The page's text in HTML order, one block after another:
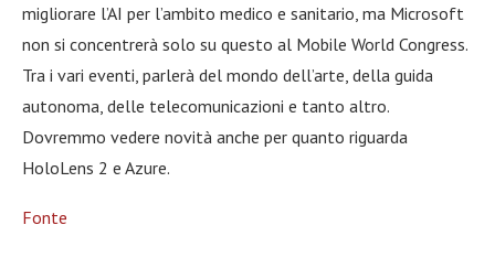
migliorare l’AI per l’ambito medico e sanitario, ma Microsoft
non si concentrerà solo su questo al Mobile World Congress.
Tra i vari eventi, parlerà del mondo dell’arte, della guida
autonoma, delle telecomunicazioni e tanto altro.
Dovremmo vedere novità anche per quanto riguarda
HoloLens 2 e Azure.
Fonte